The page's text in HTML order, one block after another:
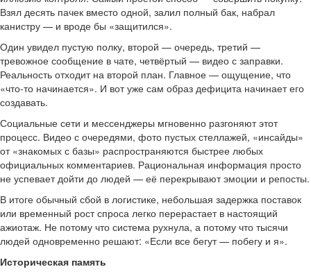
Взял десять пачек вместо одной, залил полный бак, набрал
канистру — и вроде бы «защитился».
Один увидел пустую полку, второй — очередь, третий —
тревожное сообщение в чате, четвёртый — видео с заправки.
Реальность отходит на второй план. Главное — ощущение, что
«что-то начинается». И вот уже сам образ дефицита начинает его
создавать.
Социальные сети и мессенджеры мгновенно разгоняют этот
процесс. Видео с очередями, фото пустых стеллажей, «инсайды»
от «знакомых с базы» распространяются быстрее любых
официальных комментариев. Рациональная информация просто
не успевает дойти до людей — её перекрывают эмоции и репосты.
В итоге обычный сбой в логистике, небольшая задержка поставок
или временный рост спроса легко перерастает в настоящий
ажиотаж. Не потому что система рухнула, а потому что тысячи
людей одновременно решают: «Если все бегут — побегу и я».
Историческая память